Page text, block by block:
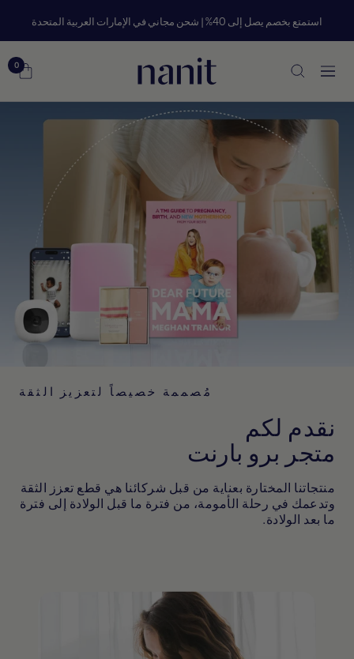
استمتع بخصم يصل إلى 40% | شحن مجاني في الإمارات العربية المتحدة
التنقل
Nanit
UAE
&
GCC
0
مُصممة خصيصاً لتعزيز الثقة
نقدم لكم
متجر برو بارنت
منتجاتنا المختارة بعناية من قبل شركائنا هي قطع تعزز الثقة
وتدعمك في رحلة الأمومة، من فترة ما قبل الولادة إلى فترة
ما بعد الولادة.